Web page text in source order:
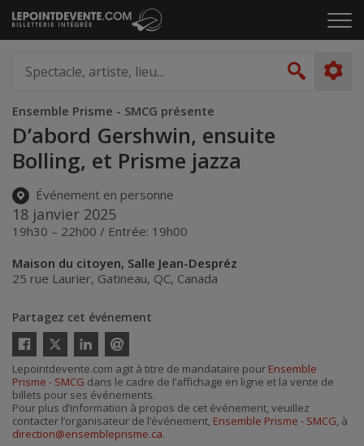
Passer
au
le
artiste,
lieu...
Ensemble Prisme - SMCG présente
D’abord Gershwin, ensuite
Bolling, et Prisme jazza
Événement en personne
18 janvier 2025
19h30 – 22h00 / Entrée: 19h00
Maison du citoyen, Salle Jean-Despréz
25 rue Laurier, Gatineau, QC, Canada
Partagez cet événement
Facebook
Twitter
LinkedinEnvoyer
par
courriel
Lepointdevente.com agit à titre de mandataire pour Ensemble
Prisme - SMCG dans le cadre de l’affichage en ligne et la vente de
billets pour ses événements.
Pour plus d’information à propos de cet événement, veuillez
contacter l’organisateur de l’événement, Ensemble Prisme - SMCG, à
direction@ensembleprisme.ca.